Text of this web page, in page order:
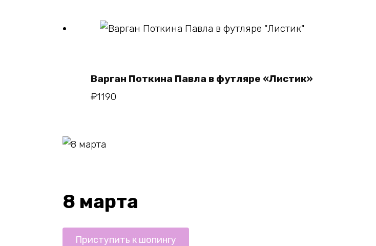
Варган Поткина Павла в футляре «Листик»
₽1190
8 марта
Приступить к шопингу